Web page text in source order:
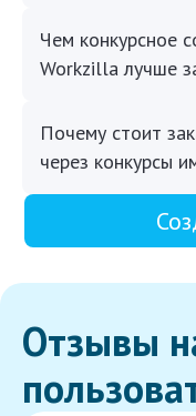
Чем конкурсное
Workzilla лучше
Почему стоит
через конкурсы
Отзывы